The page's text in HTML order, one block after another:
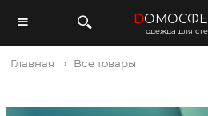
D
одежда для
Главная Все товары